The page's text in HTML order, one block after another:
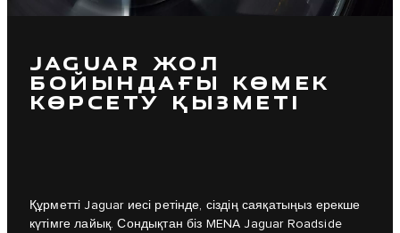
JAGUAR ЖОЛ
БОЙЫНДАҒЫ КӨМЕК
КӨРСЕТУ ҚЫЗМЕТІ
Құрметті Jaguar иесі ретінде, сіздің саяқатыңыз ерекше
күтімге лайық. Сондықтан біз MENA Jaguar Roadside